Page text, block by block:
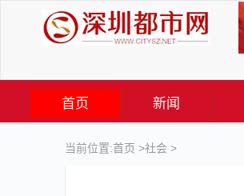
首页 新闻
当前位置:首页 >社会 >